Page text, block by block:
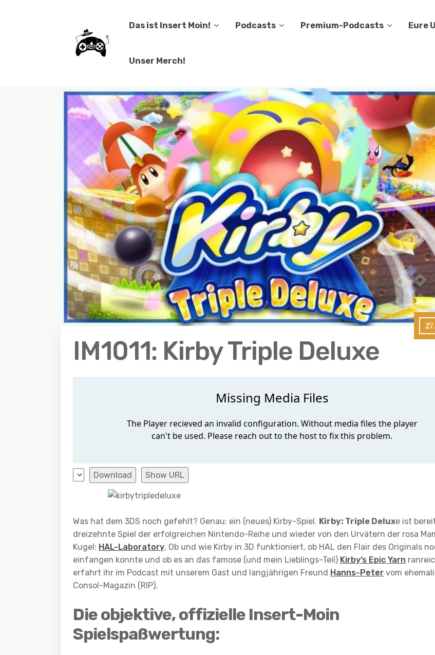
Das ist Insert Moin! Podcasts Premium-Podcasts Eure
Unser Merch!
IM1011: Kirby Triple Deluxe
Download Show URL
Was hat dem 3DS noch gefehlt? Genau: ein (neues) Kirby-Spiel. Kirby: Triple Deluxe ist
dreizehnte Spiel der erfolgreichen Nintendo-Reihe und wieder von den Urvätern der rosa
Kugel: HAL-Laboratory. Ob und wie Kirby in 3D funktioniert, ob HAL den Flair des Originals
einfangen konnte und ob es an das famose (und mein Lieblings-Teil) Kirby’s Epic Yarn
erfahrt ihr im Podcast mit unserem Gast und langjährigen Freund Hanns-Peter vom
Consol-Magazin (RIP).
Die objektive, offizielle Insert-Moin
Spielspaßwertung: